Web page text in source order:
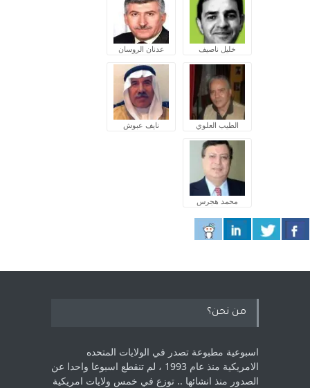
خليل ناصيف عدنان الروسان
الطيب العلوي نايف عبوش
محمد هجرس
من نحن؟
اسبوعية مطبوعة تصدر في الولايات المتحده
الامريكية منذ عام 1993 ، لم ‏تنقطع اسبوعا واحدا عن
الصدور منذ انشائها .. توزع في خمس ولايات امريكية